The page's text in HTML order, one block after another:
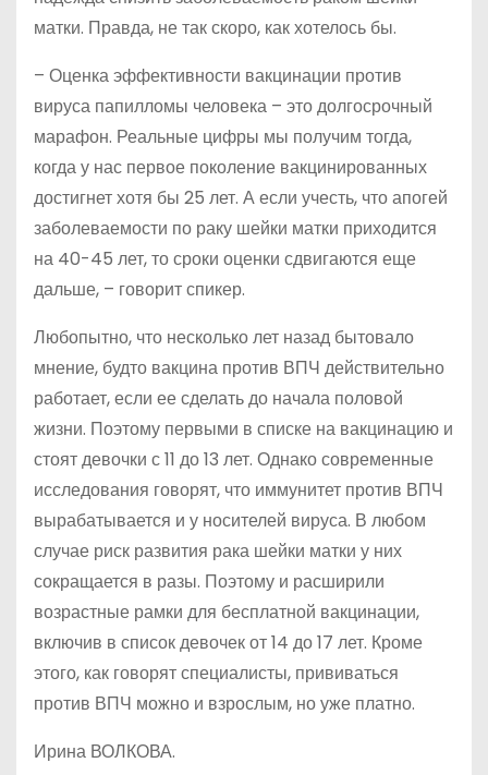
матки. Правда, не так скоро, как хотелось бы.
– Оценка эффективности вакцинации против
вируса папилломы человека – это долгосрочный
марафон. Реальные цифры мы получим тогда,
когда у нас первое поколение вакцинированных
достигнет хотя бы 25 лет. А если учесть, что апогей
заболеваемости по раку шейки матки приходится
на 40-45 лет, то сроки оценки сдвигаются еще
дальше, – говорит спикер.
Любопытно, что несколько лет назад бытовало
мнение, будто вакцина против ВПЧ действительно
работает, если ее сделать до начала половой
жизни. Поэтому первыми в списке на вакцинацию и
стоят девочки с 11 до 13 лет. Однако современные
исследования говорят, что иммунитет против ВПЧ
вырабатывается и у носителей вируса. В любом
случае риск развития рака шейки матки у них
сокращается в разы. Поэтому и расширили
возрастные рамки для бесплатной вакцинации,
включив в список девочек от 14 до 17 лет. Кроме
этого, как говорят специалисты, прививаться
против ВПЧ можно и взрослым, но уже платно.
Ирина ВОЛКОВА.